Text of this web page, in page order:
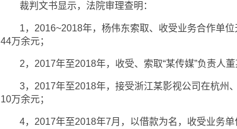
裁判文书显示，法院审理查明：
1，2016~2018年，杨伟东索取、收受业务合作单位
44万余元；
2，2017年至2018年，收受、索取“某传媒”负责人董
3，2017年至2018年，接受浙江某影视公司在杭州
10万余元；
4，2017年至2018年7月，以借款为名，收受业务单